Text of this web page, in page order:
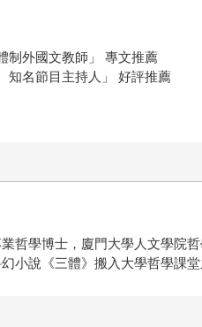
制外國文教師」 專文推薦
知名節目主持人」 好評推薦
哲學博士，廈門大學人文學院
小說《三體》搬入大學哲學課